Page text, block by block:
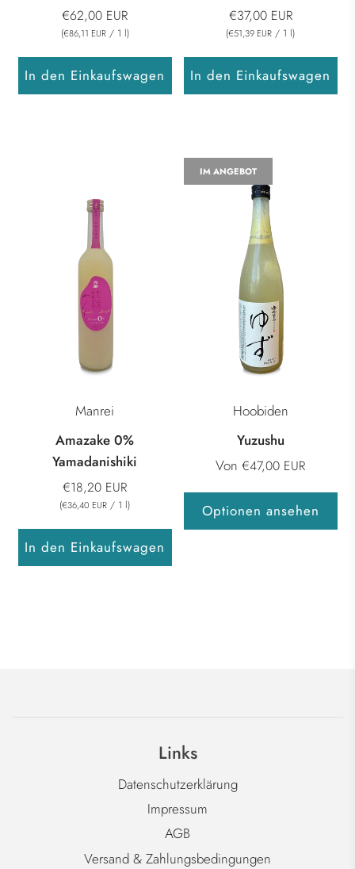
€62,00 EUR
(€86,11 EUR / 1 l)
In den Einkaufswagen
€37,00 EUR
(€51,39 EUR / 1 l)
In den Einkaufswagen
Manrei
Amazake 0%
Yamadanishiki
€18,20 EUR
(€36,40 EUR / 1 l)
In den Einkaufswagen
Hoobiden
Yuzushu
Von €47,00 EUR
Optionen ansehen
IM ANGEBOT
Links
Datenschutzerklärung
Impressum
AGB
Versand & Zahlungsbedingungen